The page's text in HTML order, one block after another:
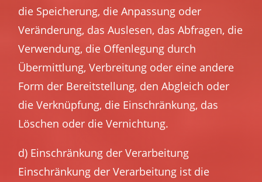
die Speicherung, die Anpassung oder
Veränderung, das Auslesen, das Abfragen, die
Verwendung, die Offenlegung durch
Übermittlung, Verbreitung oder eine andere
Form der Bereitstellung, den Abgleich oder
die Verknüpfung, die Einschränkung, das
Löschen oder die Vernichtung.
d) Einschränkung der Verarbeitung
Einschränkung der Verarbeitung ist die